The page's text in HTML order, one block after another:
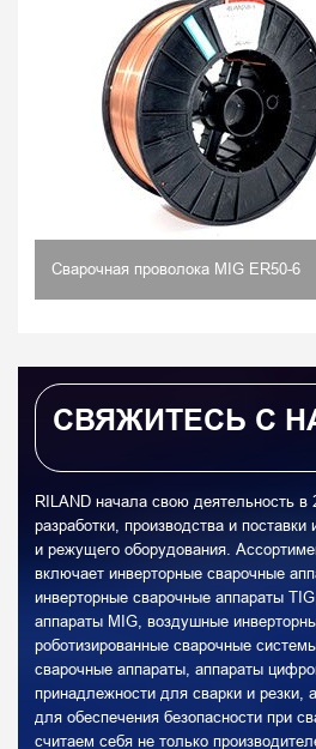
Сварочная проволока MIG ER50-6
СВЯЖИТЕСЬ С
RILAND начала свою деятельность в
разработки, производства и поставки
и режущего оборудования.
включает инверторные сварочные
инверторные сварочные аппараты
аппараты MIG, воздушные
роботизированные сварочные
сварочные аппараты, аппараты
принадлежности для сварки и резки,
для обеспечения безопасности при
считаем себя не только